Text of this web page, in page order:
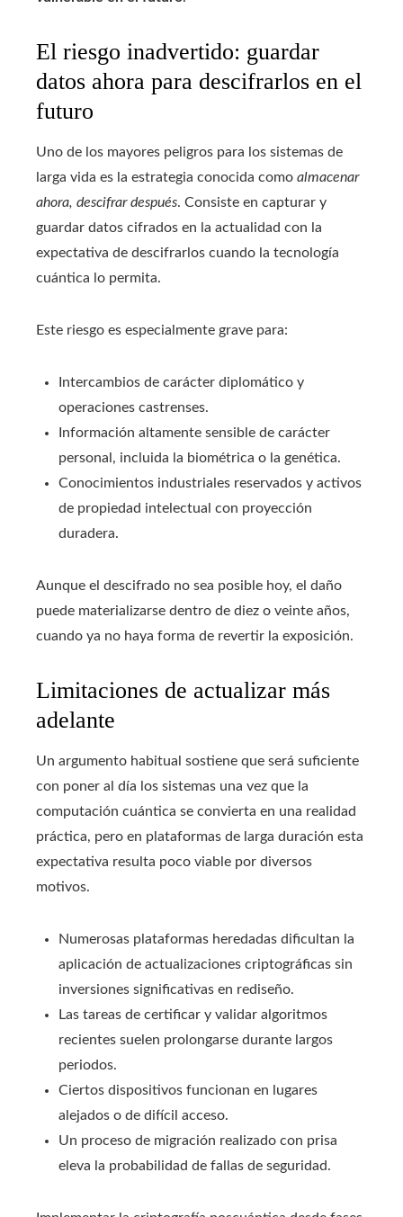
El riesgo inadvertido: guardar
datos ahora para descifrarlos en el
futuro
Uno de los mayores peligros para los sistemas de
larga vida es la estrategia conocida como almacenar
ahora, descifrar después. Consiste en capturar y
guardar datos cifrados en la actualidad con la
expectativa de descifrarlos cuando la tecnología
cuántica lo permita.
Este riesgo es especialmente grave para:
Intercambios de carácter diplomático y
operaciones castrenses.
Información altamente sensible de carácter
personal, incluida la biométrica o la genética.
Conocimientos industriales reservados y activos
de propiedad intelectual con proyección
duradera.
Aunque el descifrado no sea posible hoy, el daño
puede materializarse dentro de diez o veinte años,
cuando ya no haya forma de revertir la exposición.
Limitaciones de actualizar más
adelante
Un argumento habitual sostiene que será suficiente
con poner al día los sistemas una vez que la
computación cuántica se convierta en una realidad
práctica, pero en plataformas de larga duración esta
expectativa resulta poco viable por diversos
motivos.
Numerosas plataformas heredadas dificultan la
aplicación de actualizaciones criptográficas sin
inversiones significativas en rediseño.
Las tareas de certificar y validar algoritmos
recientes suelen prolongarse durante largos
periodos.
Ciertos dispositivos funcionan en lugares
alejados o de difícil acceso.
Un proceso de migración realizado con prisa
eleva la probabilidad de fallas de seguridad.